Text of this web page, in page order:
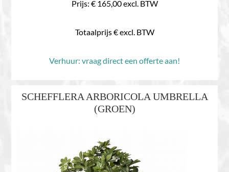
Prijs: € 165,00 excl. BTW
Totaalprijs € excl. BTW
Verhuur: vraag direct een offerte aan!
SCHEFFLERA ARBORICOLA UMBRELLA
(GROEN)